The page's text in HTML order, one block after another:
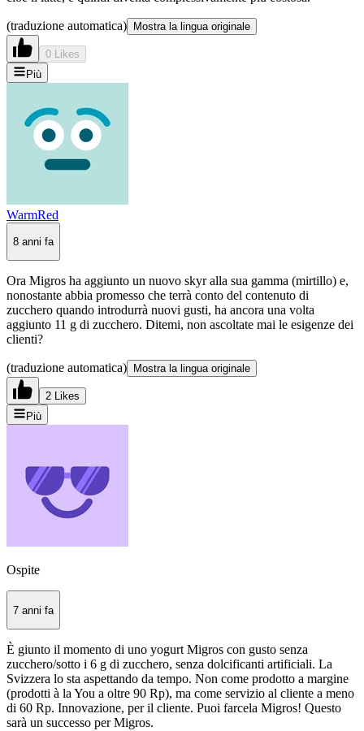
(traduzione automatica) Mostra la lingua originale
0 Likes
Più
WarmRed
8 anni fa
Ora Migros ha aggiunto un nuovo skyr alla sua gamma (mirtillo) e,
nonostante abbia promesso che terrà conto del contenuto di
zucchero quando introdurrà nuovi gusti, ha ancora una volta
aggiunto 11 g di zucchero. Ditemi, non ascoltate mai le esigenze dei
clienti?
(traduzione automatica) Mostra la lingua originale
2 Likes
Più
Ospite
7 anni fa
È giunto il momento di uno yogurt Migros con gusto senza
zucchero/sotto i 6 g di zucchero, senza dolcificanti artificiali. La
Svizzera lo sta aspettando da tempo. Non come prodotto a margine
(prodotti à la You a oltre 90 Rp), ma come servizio al cliente a meno
di 60 Rp. Innovazione, per il cliente. Puoi farcela Migros! Questo
sarà un successo per Migros.